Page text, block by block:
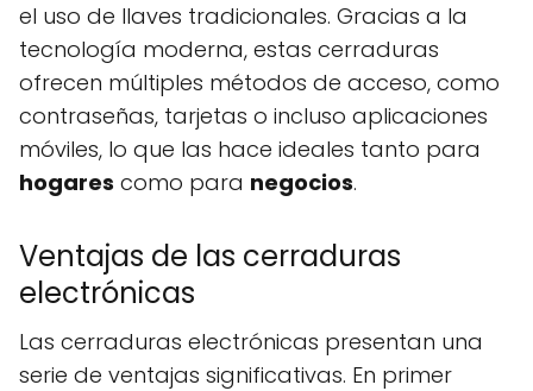
el uso de llaves tradicionales. Gracias a la
tecnología moderna, estas cerraduras
ofrecen múltiples métodos de acceso, como
contraseñas, tarjetas o incluso aplicaciones
móviles, lo que las hace ideales tanto para
hogares como para negocios.
Ventajas de las cerraduras
electrónicas
Las cerraduras electrónicas presentan una
serie de ventajas significativas. En primer